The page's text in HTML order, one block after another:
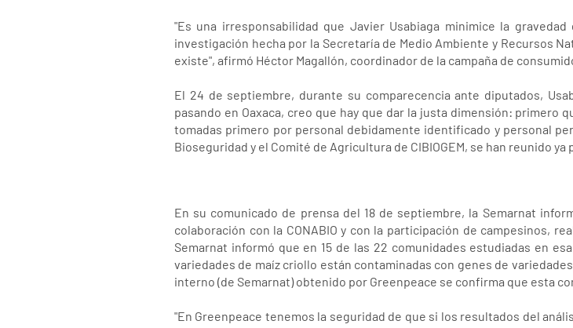
"Es una irresponsabilidad que Javier Usabiaga minimice la
investigación hecha por la Secretaría de Medio Ambiente y Recursos
existe", afirmó Héctor Magallón, coordinador de la campaña de
El 24 de septiembre, durante su comparecencia ante diputados,
pasando en Oaxaca, creo que hay que dar la justa dimensión: primero
tomadas primero por personal debidamente identificado y personal
Bioseguridad y el Comité de Agricultura de CIBIOGEM, se han reunido
En su comunicado de prensa del 18 de septiembre, la Semarnat
colaboración con la CONABIO y con la participación de campesinos,
Semarnat informó que en 15 de las 22 comunidades estudiadas en
variedades de maíz criollo están contaminadas con genes de
interno (de Semarnat) obtenido por Greenpeace se confirma que esta
"En Greenpeace tenemos la seguridad de que si los resultados del